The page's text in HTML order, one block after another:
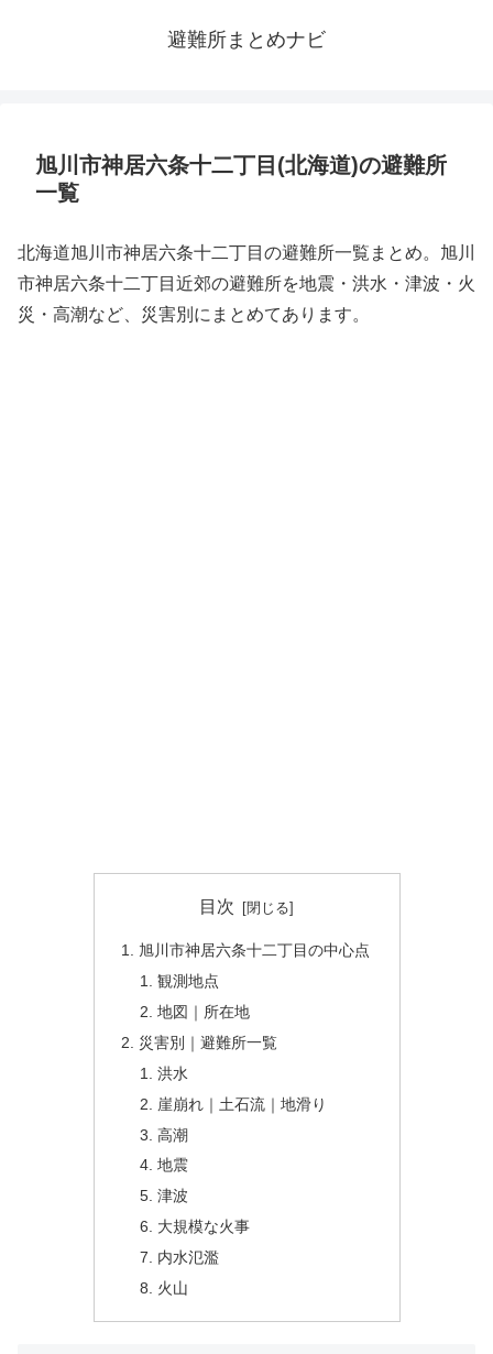
避難所まとめナビ
旭川市神居六条十二丁目(北海道)の避難所
一覧
北海道旭川市神居六条十二丁目の避難所一覧まとめ。旭川
市神居六条十二丁目近郊の避難所を地震・洪水・津波・火
災・高潮など、災害別にまとめてあります。
目次
旭川市神居六条十二丁目の中心点
観測地点
地図｜所在地
災害別｜避難所一覧
洪水
崖崩れ｜土石流｜地滑り
高潮
地震
津波
大規模な火事
内水氾濫
火山